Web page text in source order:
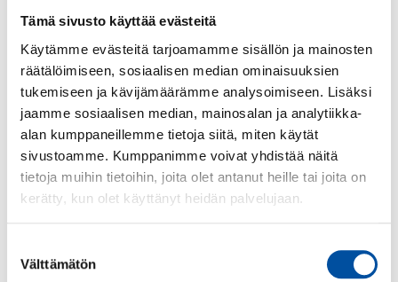
Tämä sivusto käyttää evästeitä
Käytämme evästeitä tarjoamamme sisällön ja mainosten
räätälöimiseen, sosiaalisen median ominaisuuksien
tukemiseen ja kävijämäärämme analysoimiseen. Lisäksi
jaamme sosiaalisen median, mainosalan ja analytiikka-
alan kumppaneillemme tietoja siitä, miten käytät
sivustoamme. Kumppanimme voivat yhdistää näitä
tietoja muihin tietoihin, joita olet antanut heille tai joita on
kerätty, kun olet käyttänyt heidän palvelujaan.
valinta
Välttämätön
Lue seuraavaksi